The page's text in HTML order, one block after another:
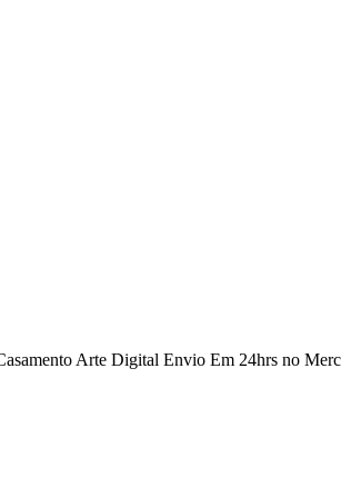
Arte Digital Envio Em 24hrs no